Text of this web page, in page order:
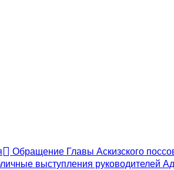
Обращение Главы Аскизского
выступления руководителей